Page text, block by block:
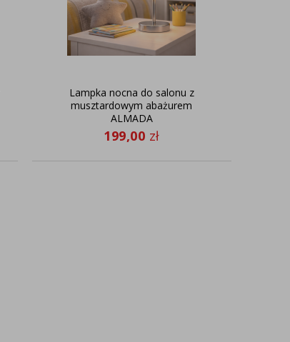
Lampka nocna do salonu z
musztardowym abażurem
ALMADA
199,00 zł